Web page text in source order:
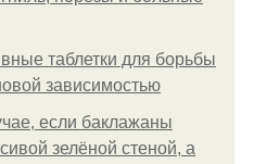
таблетки для борьбы
зависимостью
если баклажаны
зелёной стеной, а